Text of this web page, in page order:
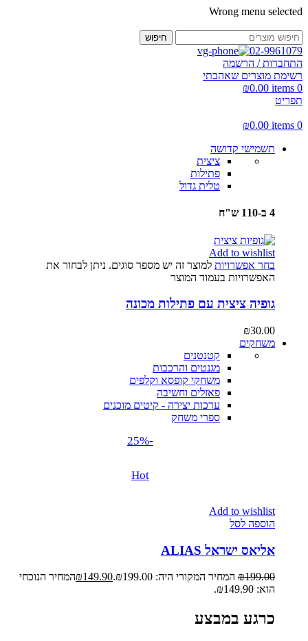
Wrong menu selected
חיפוש
02-9961079
התחברות / הרשמה
רשימת מוצרים שאהבתי
0
items
₪0.00
תפריט
0
items
₪0.00
תשמישי קדושה
ציצית
פתילות
טלית גדול
4 ב-110 ש"ח
Add to wishlist
בחר אפשרויות למוצר זה יש מספר סוגים. ניתן לבחור את
האפשרויות בעמוד המוצר
גופיה ציצית עם פתילות מכונה
₪30.00
משחקים
קטנטנים
מגנטים והרכבות
משחקי קופסא וקלפים
פאזלים וחשיבה
ערכות יצירה - קיטים מוכנים
ספרי משחק
-25%
Hot
Add to wishlist
הוספה לסל
אליאס ישראל ALIAS
₪199.00 המחיר המקורי היה: ₪199.00. ₪149.90
המחיר הנוכחי
הוא: ₪149.90.
כרגע במבצע